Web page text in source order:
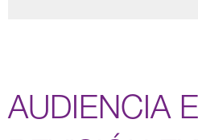
AUDIENCIA